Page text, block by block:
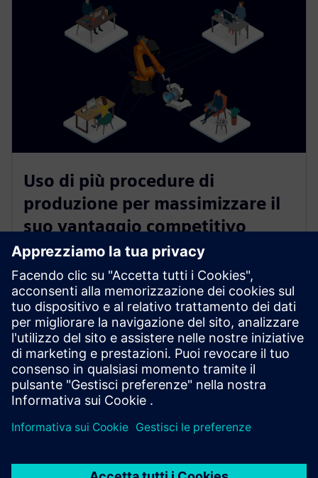
Uso di più procedure di
produzione per massimizzare il
suo vantaggio competitivo
Con un robot utensile non solo può usare un robot
come macchina utensile, ma i miglioramenti non si
fermano. Può utilizzare tutte le diverse teste robotiche
con compiti e capacità diversi. È diventata l'azienda più
avanzata, in grado di produrre ogni pezzo possibile
con le migliori tecnologie.